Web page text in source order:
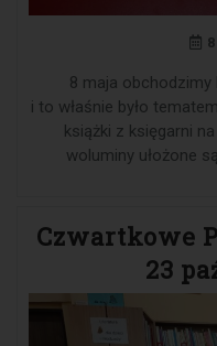
8 maja obchodzimy
i to właśnie było
książki z księgarni
woluminy ułożone
Czwartkowe
23